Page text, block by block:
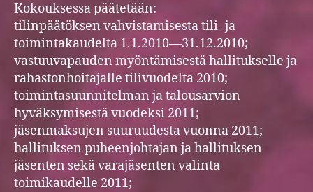
Kokouksessa päätetään:
tilinpäätöksen vahvistamisesta tili- ja
toimintakaudelta 1.1.2010—31.12.2010;
vastuuvapauden myöntämisestä hallitukselle ja
rahastonhoitajalle tilivuodelta 2010;
toimintasuunnitelman ja talousarvion
hyväksymisestä vuodeksi 2011;
jäsenmaksujen suuruudesta vuonna 2011;
hallituksen puheenjohtajan ja hallituksen
jäsenten sekä varajäsenten valinta
toimikaudelle 2011;